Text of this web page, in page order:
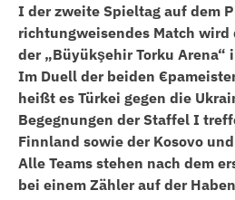
I der zweite Spieltag auf dem
richtungweisendes Match wird
der „Büyükşehir Torku Arena“
Im Duell der beiden
heißt es Türkei gegen die
Begegnungen der Staffel I
Finnland sowie der Kosovo
Alle Teams stehen nach dem
bei einem Zähler auf der